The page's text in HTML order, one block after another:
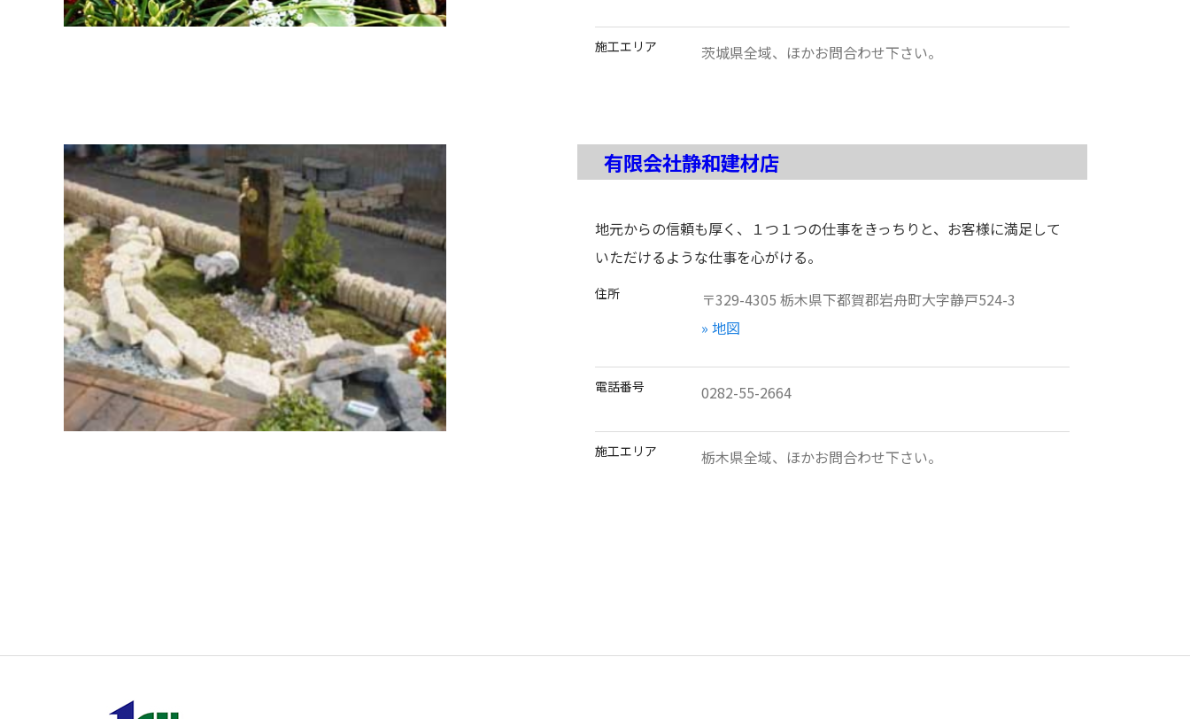
施工エリア 茨城県全域、ほかお問合わせ下さい。
有限会社静和建材店
地元からの信頼も厚く、１つ１つの仕事をきっちりと、お客様に満足して
いただけるような仕事を心がける。
住所 〒329-4305 栃木県下都賀郡岩舟町大字静戸524-3
» 地図
電話番号 0282-55-2664
施工エリア 栃木県全域、ほかお問合わせ下さい。